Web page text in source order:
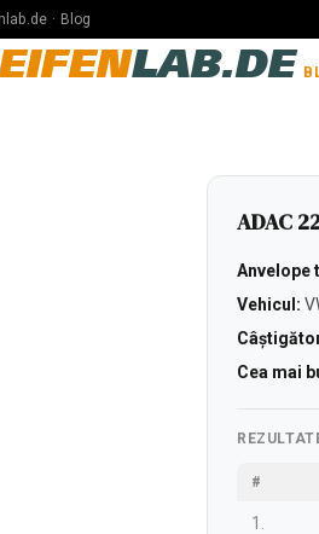
· Blog
LAB.DE
ADAC
Anvelope
Vehicul:
Cea mai
#
1.